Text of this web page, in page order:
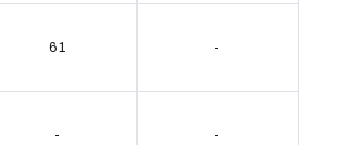
61 -
- -